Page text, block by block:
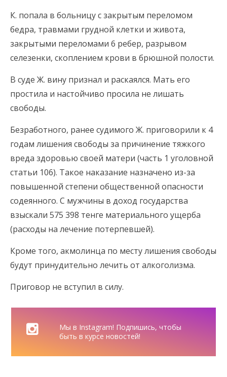
К. попала в больницу с закрытым переломом
бедра, травмами грудной клетки и живота,
закрытыми переломами 6 ребер, разрывом
селезенки, скоплением крови в брюшной полости.
В суде Ж. вину признал и раскаялся. Мать его
простила и настойчиво просила не лишать
свободы.
Безработного, ранее судимого Ж. приговорили к 4
годам лишения свободы за причинение тяжкого
вреда здоровью своей матери (часть 1 уголовной
статьи 106). Такое наказание назначено из-за
повышенной степени общественной опасности
содеянного. С мужчины в доход государства
взыскали 575 398 тенге материального ущерба
(расходы на лечение потерпевшей).
Кроме того, акмолинца по месту лишения свободы
будут принудительно лечить от алкоголизма.
Приговор не вступил в силу.
Мы в Instagram! Подпишись, чтобы
быть в курсе новостей!